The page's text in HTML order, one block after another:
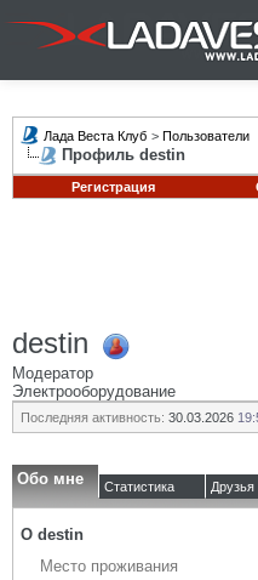
Лада Веста Клуб > Пользователи
Профиль destin
Регистрация
destin
Модератор
Электрооборудование
Последняя активность: 30.03.2026
Обо мне Статистика Друзья
О destin
Место проживания